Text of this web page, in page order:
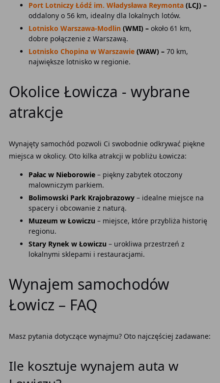
Port Lotniczy Łódź im. Władysława Reymonta(LCJ) –
oddalony o 56 km, idealny dla lokalnych lotów.
Lotnisko Warszawa-Modlin (WMI) – około 61 km,
dobre połączenie z Warszawą.
Lotnisko Chopina w Warszawie(WAW) – 70 km,
największe lotnisko w regionie.
Okolice Łowicza - wybrane
atrakcje
Wynajęty samochód pozwoli Ci swobodnie odkrywać piękne
miejsca w okolicy. Oto kilka atrakcji w pobliżu Łowicza:
Pałac w Nieborowie– piękny zabytek otoczony
malowniczym parkiem.
Bolimowski Park Krajobrazowy– idealne miejsce na
spacery i obcowanie z naturą.
Muzeum w Łowiczu – miejsce, które przybliża historię
regionu.
Stary Rynek w Łowiczu – urokliwa przestrzeń z
lokalnymi sklepami i restauracjami.
Wynajem samochodów
Łowicz – FAQ
Masz pytania dotyczące wynajmu? Oto najczęściej zadawane:
Ile kosztuje wynajem auta w